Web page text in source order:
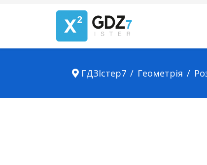
ГДЗІстер7 Геометрія